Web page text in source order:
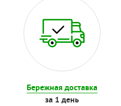
Бережная доставка
за 1 день